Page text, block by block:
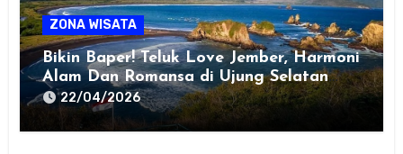
ZONA WISATA
Bikin Baper! Teluk Love Jember, Harmoni
Alam Dan Romansa di Ujung Selatan
Jawa22/04/2026